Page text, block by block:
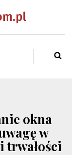
okna
w
trwałości